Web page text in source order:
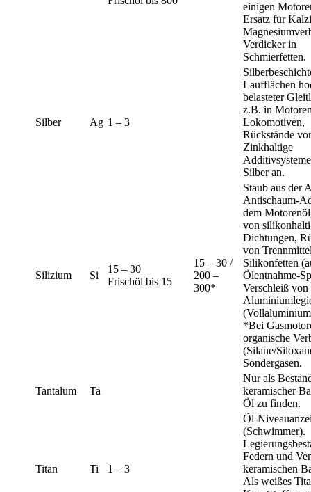
einigen
Ersatz für
Verdicker in
Schmierfetten.
Silber Ag 1 – 3
Laufflächen
belasteter
z.B. in
Lokomotiven,
Rückstände
Zinkhaltige
Silber an.
Silizium Si
15 – 30
Frischöl bis 15
15 – 30 /
200 –
300*
Staub aus der
Antischaum-
dem
von
Dichtungen,
von
Silikonfetten
Ölentnahme-
Verschleiß von
*Bei
organische
(Silane/
Sondergasen.
Tantalum Ta
Nur als
keramischer
Öl zu finden.
Titan Ti 1 – 3
Öl-
(Schwimmer).
Federn und
keramischen
Als weißes